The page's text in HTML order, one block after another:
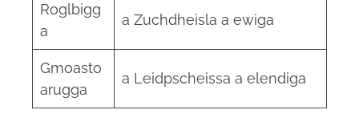
Roglbigg
a
a Zuchdheisla a ewiga
Gmoasto
arugga
a Leidpscheissa a elendiga